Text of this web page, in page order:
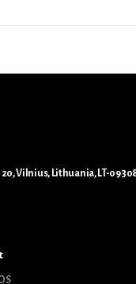
Vilnius, Lithuania, LT-